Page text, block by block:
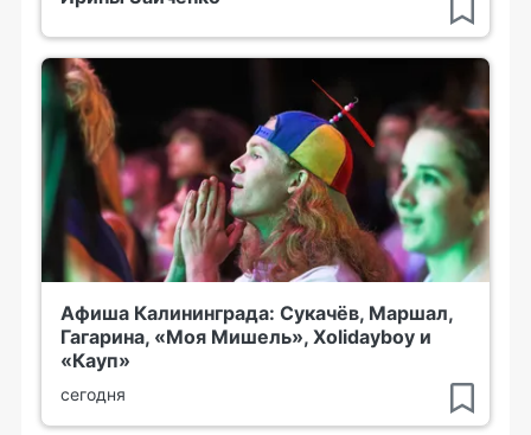
Афиша Калининграда: Сукачёв, Маршал,
Гагарина, «Моя Мишель», Xolidayboy и
«Кауп»
сегодня